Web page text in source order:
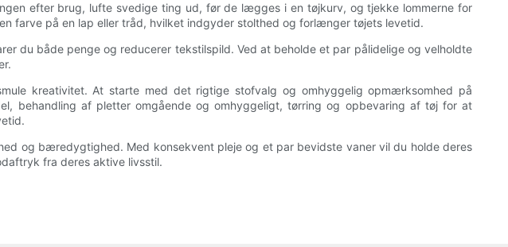
efter brug, lufte svedige ting ud, før de lægges i en tøjkurv, og tjekke lommerne for
farve på en lap eller tråd, hvilket indgyder stolthed og forlænger tøjets levetid.
du både penge og reducerer tekstilspild. Ved at beholde et par pålidelige og velholdte
kreativitet. At starte med det rigtige stofvalg og omhyggelig opmærksomhed på
behandling af pletter omgående og omhyggeligt, tørring og opbevaring af tøj for at
og bæredygtighed. Med konsekvent pleje og et par bevidste vaner vil du holde deres
fra deres aktive livsstil.